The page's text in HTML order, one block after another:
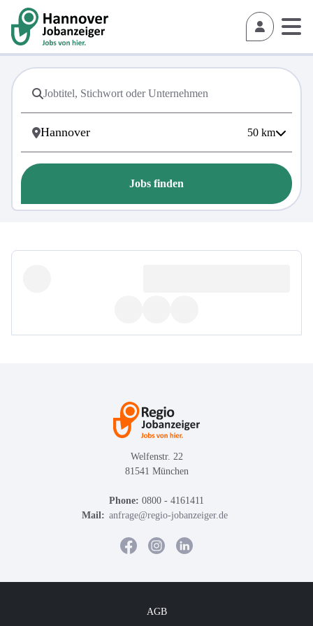
50 km
Jobs finden
Welfenstr. 22
81541 München
Phone: 0800 - 4161411
Mail: anfrage@regio-jobanzeiger.de
AGB